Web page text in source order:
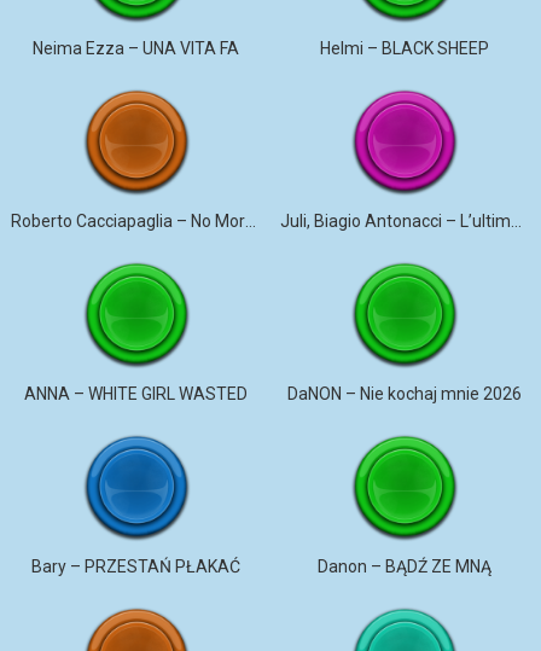
Neima Ezza – UNA VITA FA Helmi – BLACK SHEEP
Roberto Cacciapaglia – No More Violence
ANNA – WHITE GIRL WASTED DaNON – Nie kochaj mnie 2026
Bary – PRZESTAŃ PŁAKAĆ Danon – BĄDŹ ZE MNĄ